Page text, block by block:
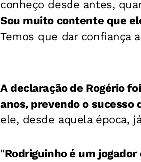
conheço desde antes,
Sou muito contente que
Temos que dar confiança
A declaração de Rogério
anos, prevendo o sucesso
ele, desde aquela época,
"Rodriguinho é um